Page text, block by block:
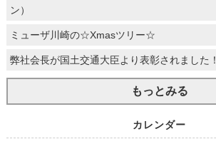
ン）
ミューザ川崎の☆Xmasツリー☆
弊社会長が国土交通大臣より表彰されました！
もっとみる
カレンダー